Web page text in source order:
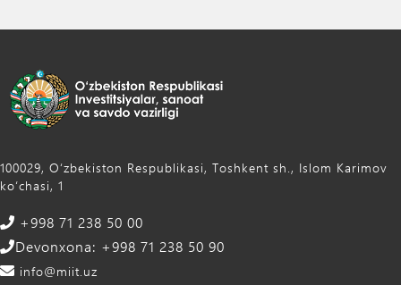
100029, Oʻzbekiston Respublikasi, Toshkent sh., Islom Karimov
ko‘chasi, 1
+998 71 238 50 00
Devonxona: +998 71 238 50 90
info@miit.uz